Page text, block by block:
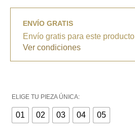
ENVÍO GRATIS
Envío gratis para este producto
Ver condiciones
ELIGE TU PIEZA ÚNICA:
01 02 03 04 05